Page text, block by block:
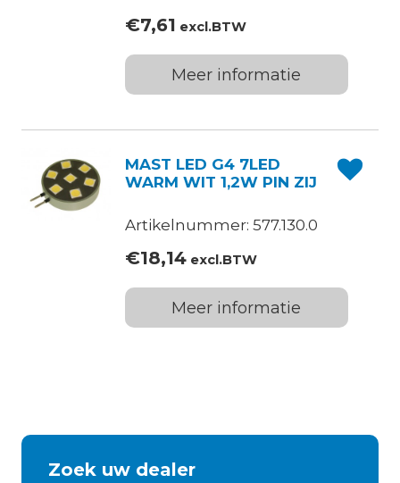
€7,61 excl.BTW
Meer informatie
MAST LED G4 7LED
WARM WIT 1,2W PIN ZIJ
Artikelnummer: 577.130.0
€18,14excl.BTW
Meer informatie
Zoek uw dealer